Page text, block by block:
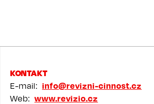
KONTAKT
E-mail
info@revizni-cinnost.cz
Web
www.revizio.cz